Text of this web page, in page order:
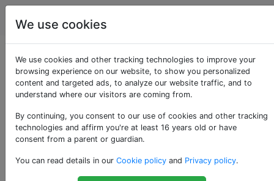
Programmierung
Warum ist der Code
in den meisten STL-
Implementierungen
so kompliziert?
We use cookies
We use cookies and other tracking technologies to improve your
browsing experience on our website, to show you personalized
content and targeted ads, to analyze our website traffic, and to
understand where our visitors are coming from.
By continuing, you consent to our use of cookies and other tracking
technologies and affirm you're at least 16 years old or have
consent from a parent or guardian.
You can read details in our Cookie policy and Privacy policy.